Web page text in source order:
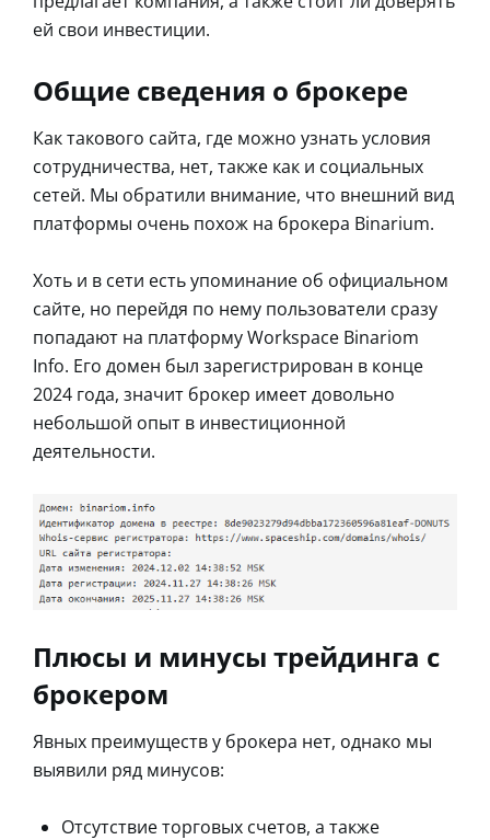
ей свои инвестиции.
Общие сведения о брокере
Как такового сайта, где можно узнать условия
сотрудничества, нет, также как и социальных
сетей. Мы обратили внимание, что внешний вид
платформы очень похож на брокера Binarium.
Хоть и в сети есть упоминание об официальном
сайте, но перейдя по нему пользователи сразу
попадают на платформу Workspace Binariom
Info. Его домен был зарегистрирован в конце
2024 года, значит брокер имеет довольно
небольшой опыт в инвестиционной
деятельности.
Плюсы и минусы трейдинга с
брокером
Явных преимуществ у брокера нет, однако мы
выявили ряд минусов:
Отсутствие торговых счетов, а также